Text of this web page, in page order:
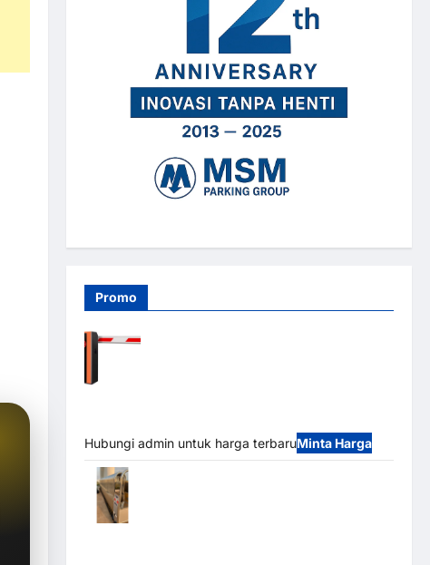
Promo
Hubungi admin untuk harga terbaruMinta Harga